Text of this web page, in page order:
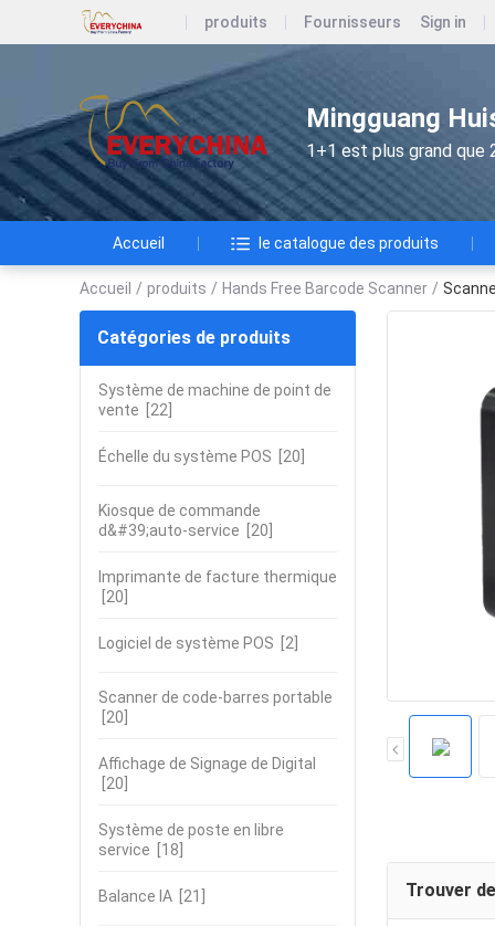
produits Fournisseurs Sign in
Mingguang
1+1 est plus grand que
Accueil le catalogue des produits
Accueil / produits / Hands Free Barcode Scanner /
Catégories de produits
Système de machine de point de
vente [22]
Échelle du système POS [20]
Kiosque de commande
d&#39;auto-service [20]
Imprimante de facture thermique
[20]
Logiciel de système POS [2]
Scanner de code-barres portable
[20]
Affichage de Signage de Digital
[20]
Système de poste en libre
service [18]
Balance IA [21] Trouver